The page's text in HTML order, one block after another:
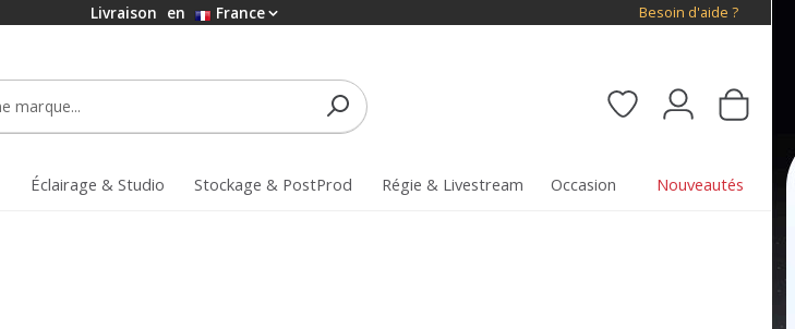
Livraison en France Besoin d'aide ?
Éclairage & Studio Stockage & PostProd Régie & Livestream Occasion Nouveautés